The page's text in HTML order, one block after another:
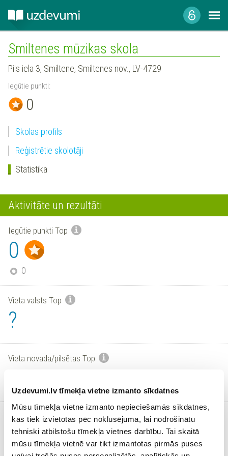
Uzdevumi.lv tīmekļa vietne izmanto sīkdatnes
Mūsu tīmekļa vietne izmanto nepieciešamās sīkdatnes,
kas tiek izvietotas pēc noklusējuma, lai nodrošinātu
tehniski atbilstošu tīmekļa vietnes darbību. Tai skaitā
mūsu tīmekļa vietnē var tikt izmantotas pirmās puses
Smiltenes mūzikas skola
Pils iela 3, Smiltene, Smiltenes nov., LV-4729
Iegūtie punkti:
0
Skolas profils
Reģistrētie skolotāji
Statistika
Aktivitāte un rezultāti
Iegūtie punkti Top
0
0
Vieta valsts Top
?
Vieta novada/pilsētas Top
Aktīvi skolēni
0/1